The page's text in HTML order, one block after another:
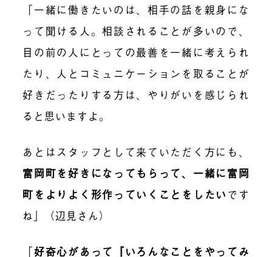
「一緒に働きたいのは、相手の話を親身にな
って聞ける人。相談されることが多いので、
目の前の人にとっての最善を一緒に考えられ
たり、人とコミュニケーションを取ることが
好きだったりする方は、やりがいを感じられ
ると思いますよ。
あとはスタッフとして来ていただく方にも、
富岡町を好きになってもらって、一緒に富岡
町をよりよく形作っていくことをしたい です
ね」（辺見さん）
「好奇心があって『いろんなことをやってみ